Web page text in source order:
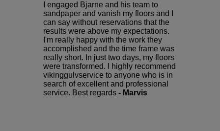
I engaged Bjarne and his team to
sandpaper and vanish my floors and I
can say without reservations that the
results were above my expectations.
I'm really happy with the work they
accomplished and the time frame was
really short. In just two days, my floors
were transformed. I highly recommend
vikinggulvservice to anyone who is in
search of excellent and professional
service. Best regards - Marvis